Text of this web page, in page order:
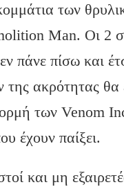
των
Man. Οι 2
πάνε πίσω και
ακρότητας θα
των Venom
έχουν παίξει.
και μη